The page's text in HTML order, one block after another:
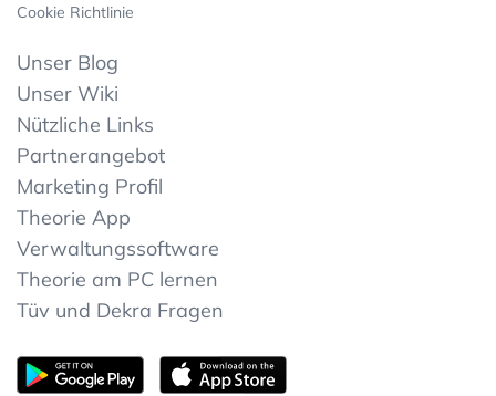
Cookie Richtlinie
Unser Blog
Unser Wiki
Nützliche Links
Partnerangebot
Marketing Profil
Theorie App
Verwaltungssoftware
Theorie am PC lernen
Tüv und Dekra Fragen